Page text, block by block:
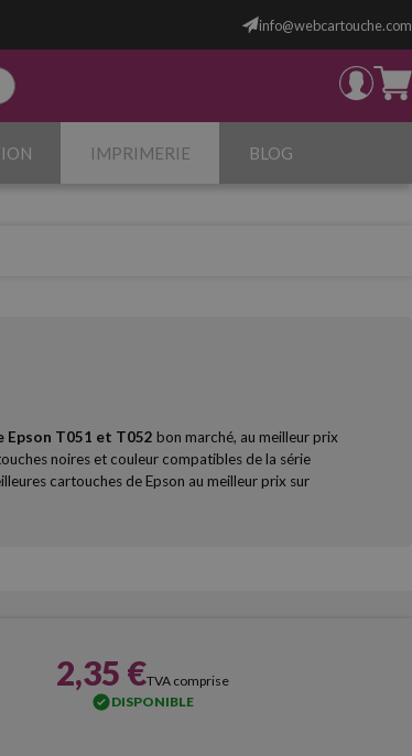
info@webcartouche.com
IMPRIMERIE BLOG
Epson T051 et T052 bon marché, au meilleur prix
noires et couleur compatibles de la série
cartouches de Epson au meilleur prix sur
2,35 €TVA comprise
DISPONIBLE